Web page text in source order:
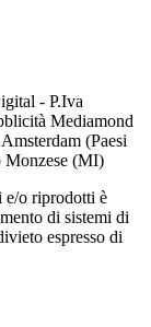
- P.Iva
Mediamond
(Paesi
Monzese (MI)
e/o riprodotti è
di sistemi di
espresso di